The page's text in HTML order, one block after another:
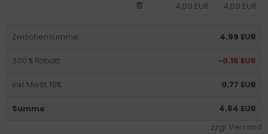
4,99 EUR
4,99 EUR
Zwischensumme: 4,99 EUR
3.00 % Rabatt: -0,15 EUR
inkl. MwSt. 19%: 0,77 EUR
Summe:
4,84 EUR
zzgl.Versand